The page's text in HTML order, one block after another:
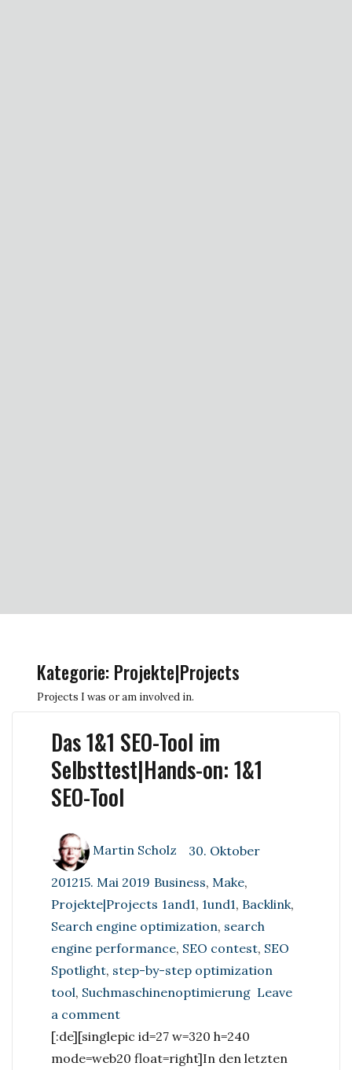
Kategorie: Projekte|Projects
Projects I was or am involved in.
Das 1&1 SEO-Tool im
Selbsttest|Hands-on: 1&1
SEO-Tool
Author
Martin Scholz
Posted
30. Oktober
201215. Mai 2019 Categories
Business, Make,
Projekte|Projects Tags
1and1, 1und1, Backlink,
Search engine optimization, search
engine performance, SEO contest, SEO
Spotlight, step-by-step optimization
tool, SuchmaschinenoptimierungLeave
a commenton
Das
1&1
[:de][singlepic id=27 w=320 h=240
mode=web20 float=right]In den letzten